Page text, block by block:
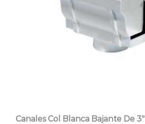
Canales Col Blanca Bajante De 3″